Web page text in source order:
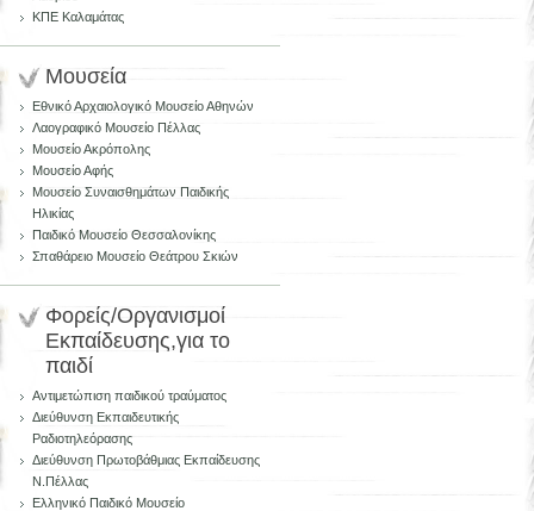
ΚΠΕ Καλαμάτας
Μουσεία
Εθνικό Αρχαιολογικό Μουσείο Αθηνών
Λαογραφικό Μουσείο Πέλλας
Μουσείο Ακρόπολης
Μουσείο Αφής
Μουσείο Συναισθημάτων Παιδικής
Ηλικίας
Παιδικό Μουσείο Θεσσαλονίκης
Σπαθάρειο Μουσείο Θεάτρου Σκιών
Φορείς/Οργανισμοί
Εκπαίδευσης,για το
παιδί
Αντιμετώπιση παιδικού τραύματος
Διεύθυνση Εκπαιδευτικής
Ραδιοτηλεόρασης
Διεύθυνση Πρωτοβάθμιας Εκπαίδευσης
Ν.Πέλλας
Ελληνικό Παιδικό Μουσείο